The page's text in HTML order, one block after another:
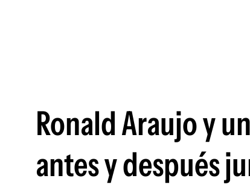
Ronald Araujo y
antes y después